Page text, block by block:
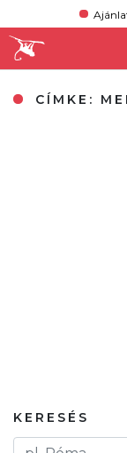
CÍMKE:
KERESÉS